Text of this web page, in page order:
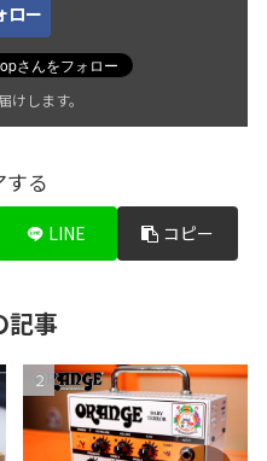
ロー
けします。
する
LINE コピー
記事